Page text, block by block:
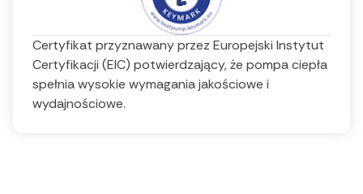
Certyfikat przyznawany przez Europejski Instytut
Certyfikacji (EIC) potwierdzający, że pompa ciepła
spełnia wysokie wymagania jakościowe i
wydajnościowe.